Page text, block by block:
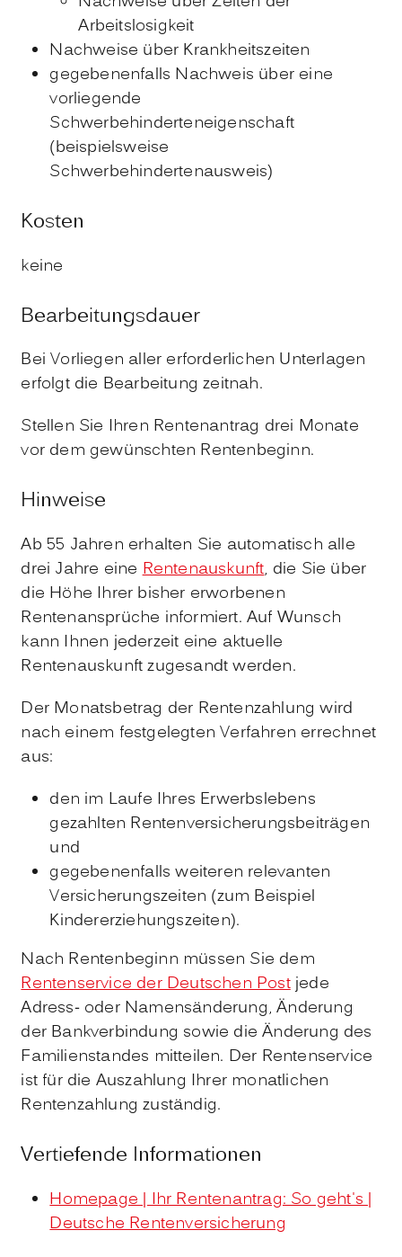
Arbeitslosigkeit
Nachweise über Krankheitszeiten
gegebenenfalls Nachweis über eine
vorliegende
Schwerbehinderteneigenschaft
(beispielsweise
Schwerbehindertenausweis)
Kosten
keine
Bearbeitungsdauer
Bei Vorliegen aller erforderlichen Unterlagen
erfolgt die Bearbeitung zeitnah.
Stellen Sie Ihren Rentenantrag drei Monate
vor dem gewünschten Rentenbeginn.
Hinweise
Ab 55 Jahren erhalten Sie automatisch alle
drei Jahre eineRentenauskunft, die Sie über
die Höhe Ihrer bisher erworbenen
Rentenansprüche informiert. Auf Wunsch
kann Ihnen jederzeit eine aktuelle
Rentenauskunft zugesandt werden.
Der Monatsbetrag der Rentenzahlung wird
nach einem festgelegten Verfahren errechnet
aus:
den im Laufe Ihres Erwerbslebens
gezahlten Rentenversicherungsbeiträgen
und
gegebenenfalls weiteren relevanten
Versicherungszeiten (zum Beispiel
Kindererziehungszeiten).
Nach Rentenbeginn müssen Sie dem
Rentenservice der Deutschen Postjede
Adress- oder Namensänderung, Änderung
der Bankverbindung sowie die Änderung des
Familienstandes mitteilen. Der Rentenservice
ist für die Auszahlung Ihrer monatlichen
Rentenzahlung zuständig.
Vertiefende Informationen
Homepage | Ihr Rentenantrag: So geht's |
Deutsche Rentenversicherung